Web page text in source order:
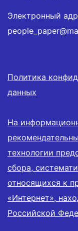
Электронный
Политика
данных
На
технологии
сбора,
относящихся к
«Интернет»,
Российской